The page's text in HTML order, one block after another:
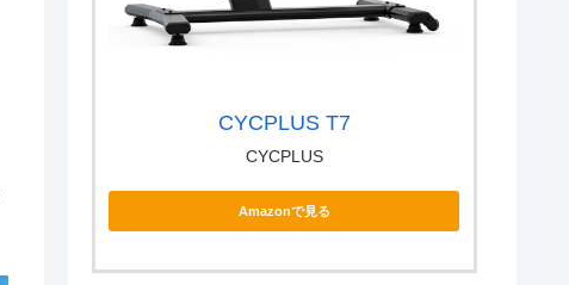
CYCPLUS T7
CYCPLUS
Amazonで見る